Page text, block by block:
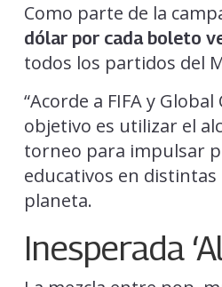
Como parte de la
dólar por cada boleto
todos los partidos del
“Acorde a FIFA y Global
objetivo es utilizar el
torneo para impulsar
educativos en
planeta.
Inesperada